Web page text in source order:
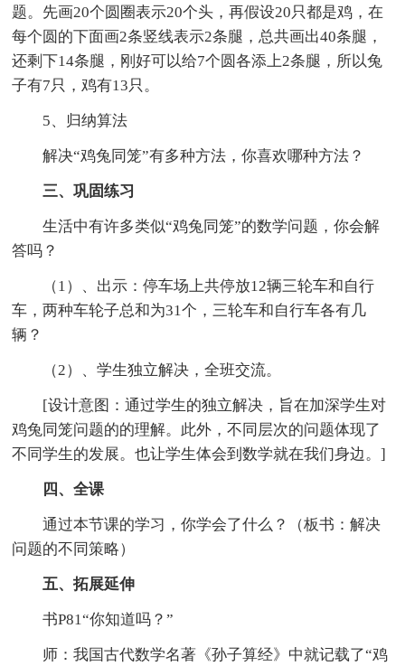
题。先画20个圆圈表示20个头，再假设20只都是鸡，在
每个圆的下面画2条竖线表示2条腿，总共画出40条腿，
还剩下14条腿，刚好可以给7个圆各添上2条腿，所以兔
子有7只，鸡有13只。
5、归纳算法
解决“鸡兔同笼”有多种方法，你喜欢哪种方法？
三、巩固练习
生活中有许多类似“鸡兔同笼”的数学问题，你会解
答吗？
（1）、出示：停车场上共停放12辆三轮车和自行
车，两种车轮子总和为31个，三轮车和自行车各有几
辆？
（2）、学生独立解决，全班交流。
[设计意图：通过学生的独立解决，旨在加深学生对
鸡兔同笼问题的的理解。此外，不同层次的问题体现了
不同学生的发展。也让学生体会到数学就在我们身边。]
四、全课
通过本节课的学习，你学会了什么？（板书：解决
问题的不同策略）
五、拓展延伸
书P81“你知道吗？”
师：我国古代数学名著《孙子算经》中就记载了“鸡